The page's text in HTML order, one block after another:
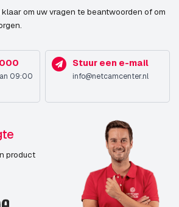
om uw vragen te beantwoorden of om
09:00
Stuur een e-mail
info@netcamcenter.nl
product